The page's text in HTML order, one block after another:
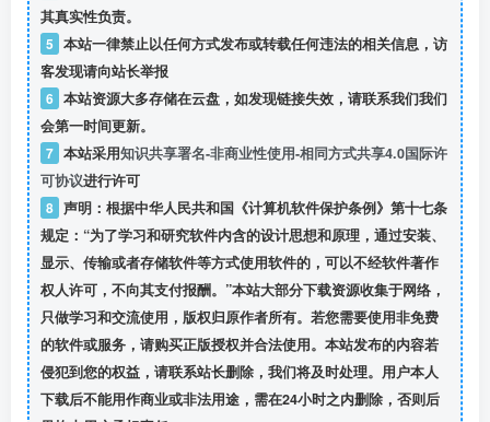
其真实性负责。
5 本站一律禁止以任何方式发布或转载任何违法的相关信息，访
客发现请向站长举报
6 本站资源大多存储在云盘，如发现链接失效，请联系我们我们
会第一时间更新。
7 本站采用知识共享署名-非商业性使用-相同方式共享4.0国际许
可协议进行许可
8 声明：根据中华人民共和国《计算机软件保护条例》第十七条
规定：“为了学习和研究软件内含的设计思想和原理，通过安装、
显示、传输或者存储软件等方式使用软件的，可以不经软件著作
权人许可，不向其支付报酬。”本站大部分下载资源收集于网络，
只做学习和交流使用，版权归原作者所有。若您需要使用非免费
的软件或服务，请购买正版授权并合法使用。本站发布的内容若
侵犯到您的权益，请联系站长删除，我们将及时处理。用户本人
下载后不能用作商业或非法用途，需在24小时之内删除，否则后